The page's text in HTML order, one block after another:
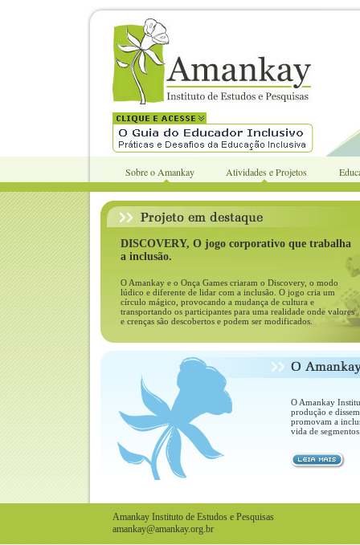
Sobre o Amankay Atividades e Projetos
DISCOVERY, O jogo corporativo que trabalha
a inclusão.
O Amankay e o Onça Games criaram o Discovery, o modo
lúdico e diferente de lidar com a inclusão. O jogo cria um
círculo mágico, provocando a mudança de cultura e
transportando os participantes para uma realidade onde valores
e crenças são descobertos e podem ser modificados.
O Amankay
produção e
promovam a
vida de
Amankay Instituto de Estudos e Pesquisas
amankay@amankay.org.br